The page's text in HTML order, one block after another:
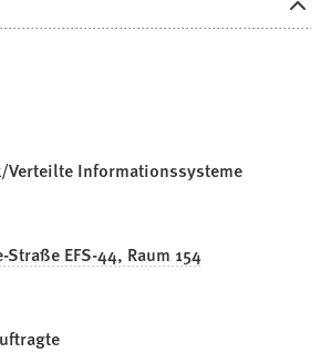
Informationssysteme
EFS-44, Raum 154